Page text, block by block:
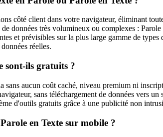
côté client dans votre navigateur, éliminant
données très volumineux ou complexes :
et prévisibles sur la plus large gamme de
réelles.
sont-ils gratuits ?
sans aucun coût caché, niveau premium ni
sans téléchargement de données vers
d'outils gratuits grâce à une publicité non
en Texte sur mobile ?